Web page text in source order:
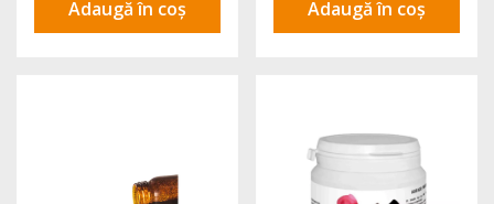
Adaugă în coș Adaugă în coș